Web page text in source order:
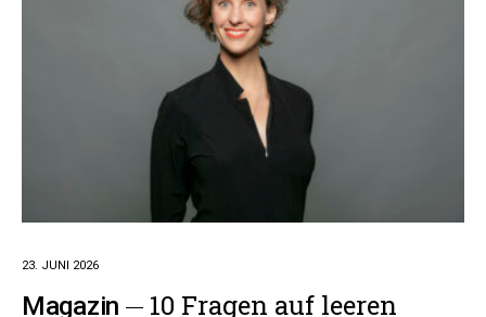
23. JUNI 2026
Magazin
10 Fragen auf leeren